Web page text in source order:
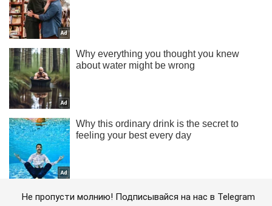
Не пропусти молнию! Подписывайся на нас в Telegram